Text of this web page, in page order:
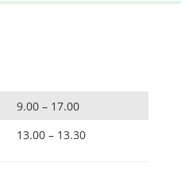
9.00 – 17.00
13.00 – 13.30